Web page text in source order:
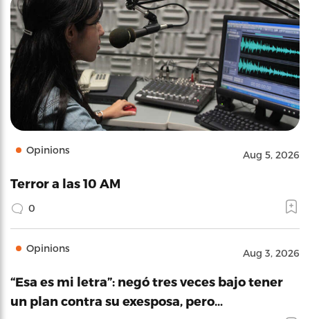
Opinions Aug 5, 2026
Terror a las 10 AM
0
Opinions Aug 3, 2026
“Esa es mi letra”: negó tres veces bajo tener
un plan contra su exesposa, pero…